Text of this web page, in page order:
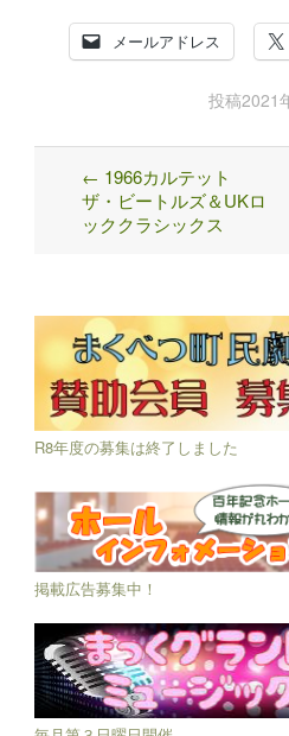
メールアドレス
投稿2021
Post
navigation
← 1966カルテット
ザ・ビートルズ＆UKロ
ッククラシックス
R8年度の募集は終了しました
掲載広告募集中！